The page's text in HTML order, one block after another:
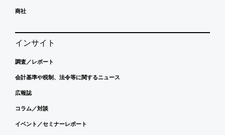
商社
インサイト
調査／レポート
会計基準や税制、法令等に関するニュース
広報誌
コラム／対談
イベント／セミナーレポート